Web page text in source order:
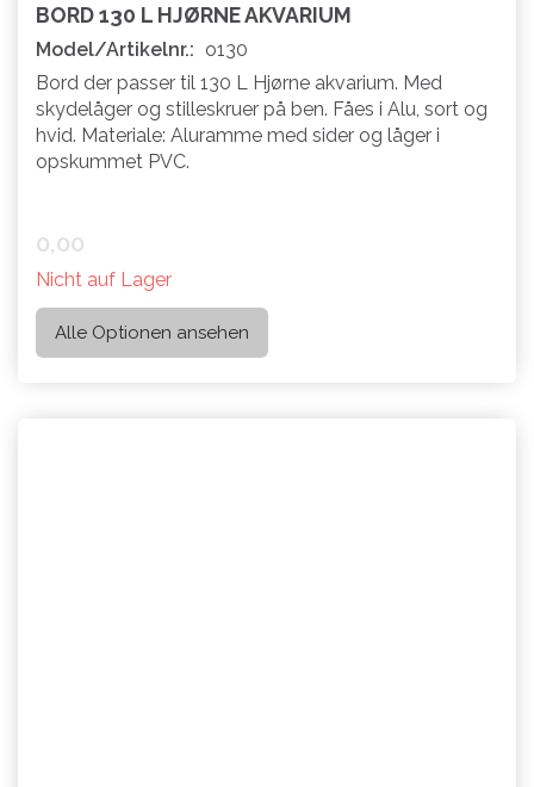
BORD 130 L HJØRNE AKVARIUM
Model/Artikelnr.: o130
Bord der passer til 130 L Hjørne akvarium. Med
skydelåger og stilleskruer på ben. Fåes i Alu, sort og
hvid. Materiale: Aluramme med sider og låger i
opskummet PVC.
0,00
Nicht auf Lager
Alle Optionen ansehen